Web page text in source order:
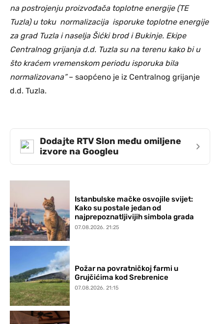
na postrojenju proizvođača toplotne energije (TE
Tuzla) u toku normalizacija isporuke toplotne energije
za grad Tuzla i naselja Šićki brod i Bukinje. Ekipe
Centralnog grijanja d.d. Tuzla su na terenu kako bi u
što kraćem vremenskom periodu isporuka bila
normalizovana”– saopćeno je iz Centralnog grijanje
d.d. Tuzla.
Dodajte RTV Slon među omiljene
izvore na Googleu
›
Istanbulske mačke osvojile svijet:
Kako su postale jedan od
najprepoznatljivijih simbola grada
07.08.2026. 21:25
Požar na povratničkoj farmi u
Grujčićima kod Srebrenice
07.08.2026. 21:15